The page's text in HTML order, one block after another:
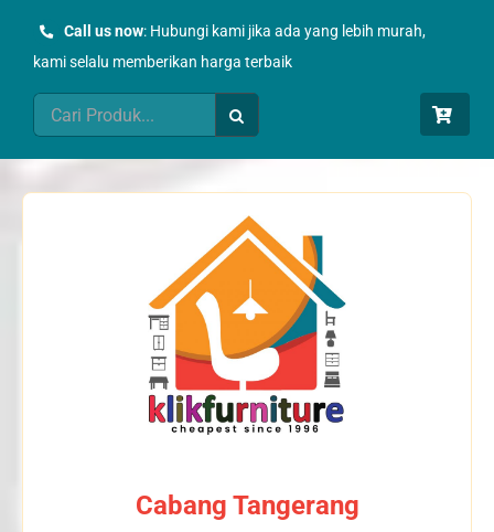
Call us now: Hubungi kami jika ada yang lebih murah,
kami selalu memberikan harga terbaik
Search
for:
Cabang Tangerang